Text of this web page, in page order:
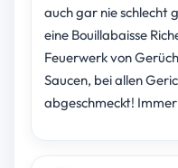
auch gar nie schlecht
eine Bouillabaisse
Feuerwerk von
Saucen, bei allen
abgeschmeckt!